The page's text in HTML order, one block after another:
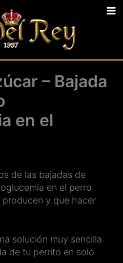
– Bajada
en el
de las bajadas de
en el perro
producen y que hacer
solución muy sencilla
de tu perrito en solo